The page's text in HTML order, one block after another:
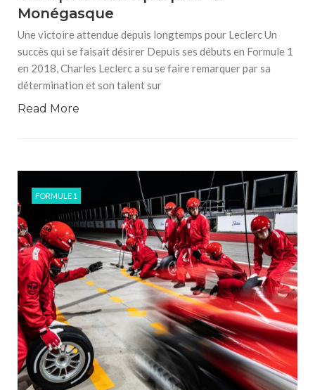
Monégasque
Une victoire attendue depuis longtemps pour Leclerc Un
succès qui se faisait désirer Depuis ses débuts en Formule 1
en 2018, Charles Leclerc a su se faire remarquer par sa
détermination et son talent sur
Read More
FORMULE 1